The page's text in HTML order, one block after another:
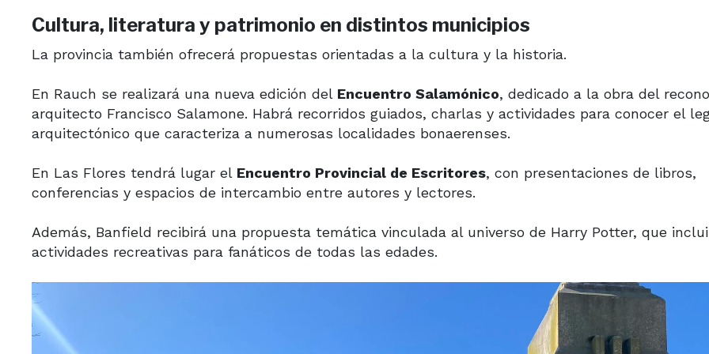
Cultura, literatura y patrimonio en distintos municipios
La provincia también ofrecerá propuestas orientadas a la cultura y la historia.
En Rauch se realizará una nueva edición del Encuentro Salamónico, dedicado a la obra del
arquitecto Francisco Salamone. Habrá recorridos guiados, charlas y actividades para conocer el
arquitectónico que caracteriza a numerosas localidades bonaerenses.
En Las Flores tendrá lugar el Encuentro Provincial de Escritores, con presentaciones de libros,
conferencias y espacios de intercambio entre autores y lectores.
Además, Banfield recibirá una propuesta temática vinculada al universo de Harry Potter, que
actividades recreativas para fanáticos de todas las edades.